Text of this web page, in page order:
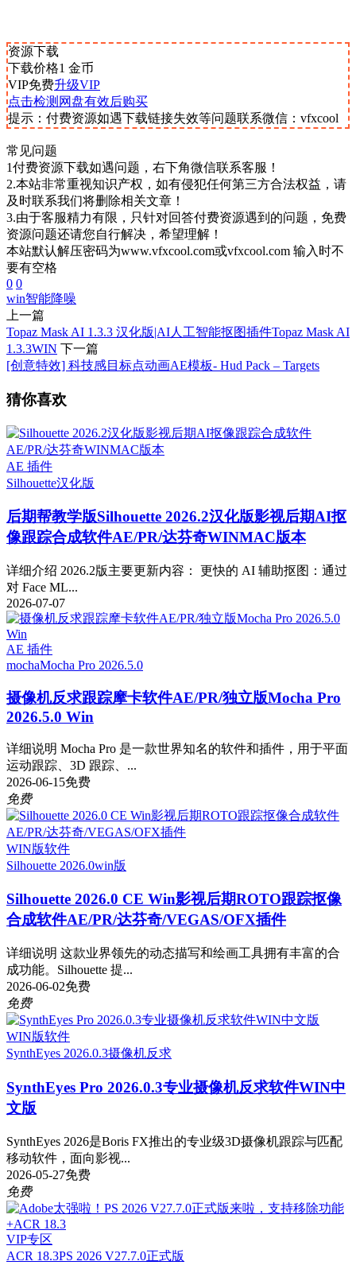
资源下载
下载价格1 金币
VIP免费升级VIP
点击检测网盘有效后购买
提示：付费资源如遇下载链接失效等问题联系微信：vfxcool
常见问题
1付费资源下载如遇问题，右下角微信联系客服！
2.本站非常重视知识产权，如有侵犯任何第三方合法权益，请
及时联系我们将删除相关文章！
3.由于客服精力有限，只针对回答付费资源遇到的问题，免费
资源问题还请您自行解决，希望理解！
本站默认解压密码为www.vfxcool.com或vfxcool.com 输入时不
要有空格
0 0
win智能降噪
上一篇
Topaz Mask AI 1.3.3 汉化版|AI人工智能抠图插件Topaz Mask AI
1.3.3WIN 下一篇
[创意特效] 科技感目标点动画AE模板- Hud Pack – Targets
猜你喜欢
AE 插件
Silhouette汉化版
后期帮教学版Silhouette 2026.2汉化版影视后期AI抠
像跟踪合成软件AE/PR/达芬奇WINMAC版本
详细介绍 2026.2版主要更新内容： 更快的 AI 辅助抠图：通过
对 Face ML...
2026-07-07
AE 插件
mochaMocha Pro 2026.5.0
摄像机反求跟踪摩卡软件AE/PR/独立版Mocha Pro
2026.5.0 Win
详细说明 Mocha Pro 是一款世界知名的软件和插件，用于平面
运动跟踪、3D 跟踪、...
2026-06-15免费
免费
WIN版软件
Silhouette 2026.0win版
Silhouette 2026.0 CE Win影视后期ROTO跟踪抠像
合成软件AE/PR/达芬奇/VEGAS/OFX插件
详细说明 这款业界领先的动态描写和绘画工具拥有丰富的合
成功能。Silhouette 提...
2026-06-02免费
免费
WIN版软件
SynthEyes 2026.0.3摄像机反求
SynthEyes Pro 2026.0.3专业摄像机反求软件WIN中
文版
SynthEyes 2026是Boris FX推出的专业级3D摄像机跟踪与匹配
移动软件，面向影视...
2026-05-27免费
免费
VIP专区
ACR 18.3PS 2026 V27.7.0正式版